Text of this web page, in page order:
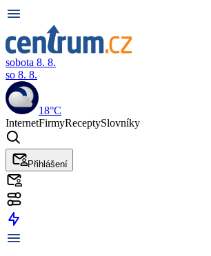
sobota 8. 8.
so 8. 8.
18°C
InternetFirmyReceptySlovníky
Přihlášení